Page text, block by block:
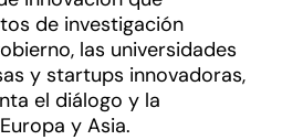
de investigación
las universidades
y startups innovadoras,
el diálogo y la
y Asia.